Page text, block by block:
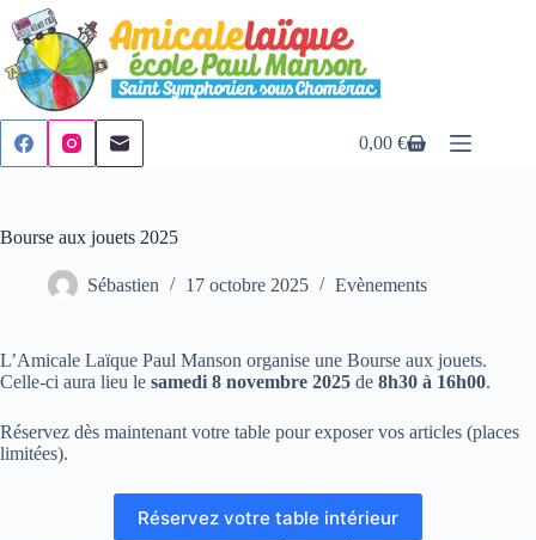
Passer
au
contenu
Panier
0,00€
Bourse aux jouets 2025
Sébastien 17 octobre 2025 Evènements
L’Amicale Laïque Paul Manson organise une Bourse aux jouets.
Celle-ci aura lieu le samedi 8 novembre 2025 de 8h30 à 16h00.
Réservez dès maintenant votre table pour exposer vos articles (places
limitées).
Réservez votre table intérieur